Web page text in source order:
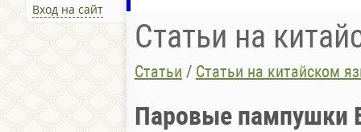
Вход на сайт
Статьи на
Статьи / Статьи на китайском
Паровые пампушки